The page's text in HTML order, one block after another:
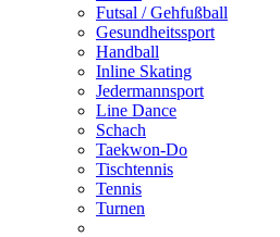
Futsal / Gehfußball
Gesundheitssport
Handball
Inline Skating
Jedermannsport
Line Dance
Schach
Taekwon-Do
Tischtennis
Tennis
Turnen